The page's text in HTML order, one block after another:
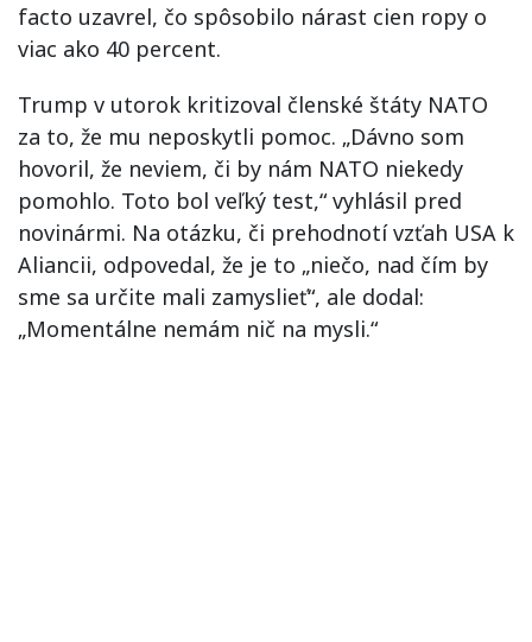
facto uzavrel, čo spôsobilo nárast cien ropy o
viac ako 40 percent.
Trump v utorok kritizoval členské štáty NATO
za to, že mu neposkytli pomoc. „Dávno som
hovoril, že neviem, či by nám NATO niekedy
pomohlo. Toto bol veľký test,“ vyhlásil pred
novinármi. Na otázku, či prehodnotí vzťah USA k
Aliancii, odpovedal, že je to „niečo, nad čím by
sme sa určite mali zamyslieť“, ale dodal:
„Momentálne nemám nič na mysli.“